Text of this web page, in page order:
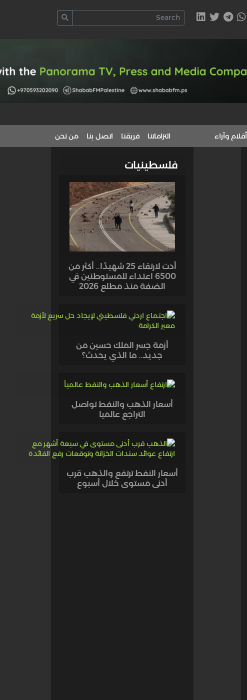
أقلام وآراء التزاماتنا فريقنا اتصل بنا من نحن
فلسطينيات
أدت لارتقاء 25 شهيدًا.. أكثر من
6500 اعتداء للمستوطنين في
الضفة منذ مطلع 2026
أزمة جسر الملك حسين من
جديد.. ما الذي يحدث؟
أسعار الذهب والنفط تواصل
التراجع عالميا
أسعار النفط ترتفع والذهب قرب
أدنى مستوى خلال أسبوع